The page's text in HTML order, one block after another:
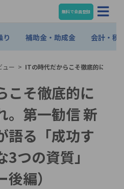
無料で会員登録
り 補助金・助成金 会計・税
ュー > ITの時代だからこそ徹底的にリア
こそ徹底的に
。第一勧信 新
語る「成功す
つの資質」
後編）